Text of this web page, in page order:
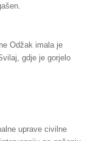
Odžak imala je
gdje je gorjelo
uprave civilne